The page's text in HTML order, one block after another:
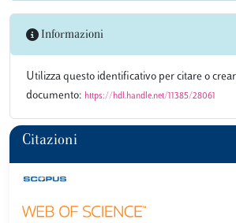
Informazioni
Utilizza questo identificativo per citare o
documento: https://hdl.handle.net/11385/28061
Citazioni